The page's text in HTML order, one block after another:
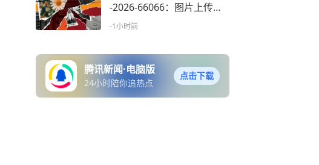
-2026-66066：图片上传或
成攻击入口
-1小时前
腾讯新闻·电脑版
24小时陪你追热点
点击下载